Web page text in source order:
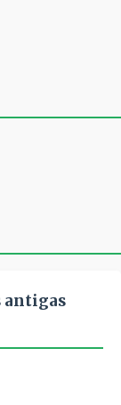
antigas